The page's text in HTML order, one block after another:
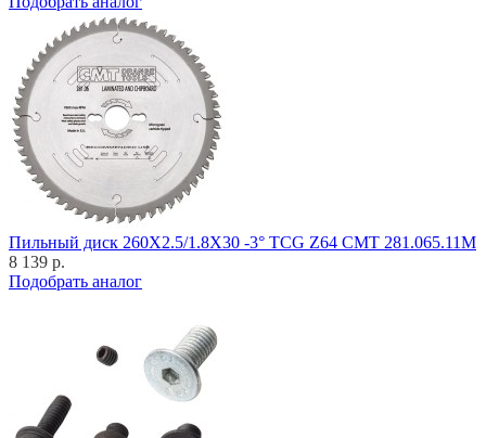
Пильный диск 260X2.5/1.8X30 -3° TCG Z64 CMT 281.065.11M
8 139 р.
Подобрать аналог